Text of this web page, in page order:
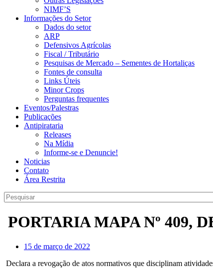
NIMF’S
Informações do Setor
Dados do setor
ARP
Defensivos Agrícolas
Fiscal / Tributário
Pesquisas de Mercado – Sementes de Hortaliças
Fontes de consulta
Links Úteis
Minor Crops
Perguntas frequentes
Eventos/Palestras
Publicações
Antipirataria
Releases
Na Mídia
Informe-se e Denuncie!
Noticias
Contato
Área Restrita
PORTARIA MAPA Nº 409,
15 de março de 2022
Declara a revogação de atos normativos que disciplinam